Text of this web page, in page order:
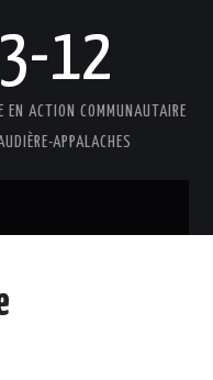
12
EN ACTION COMMUNAUTAIRE
APPALACHES